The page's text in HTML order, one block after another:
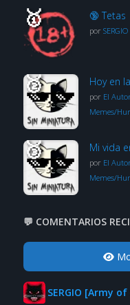
🔞 Tetas
por SERGIO
Hoy en
por El
Memes/
Mi vida
por El
Memes/
💬 COMENTARIOS
SERGIO [Army